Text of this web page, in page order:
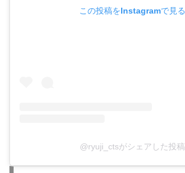
この投稿をInstagramで見る
@ryuji_ctsがシェアした投稿